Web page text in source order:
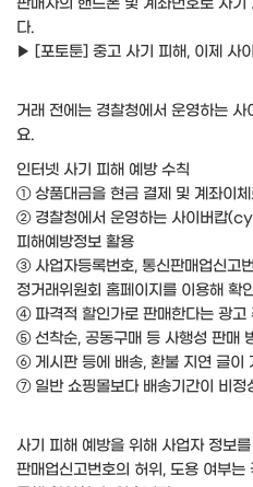
다.
▶ [포토툰] 중고 사기 피해, 이제 사
거래 전에는 경찰청에서 운영하는 사
요.
인터넷 사기 피해 예방 수칙
① 상품대금을 현금 결제 및 계좌이체
② 경찰청에서 운영하는 사이버
피해예방정보 활용
③ 사업자등록번호, 통신판매업신고
정거래위원회 홈페이지를 이용해 확
④ 파격적 할인가로 판매한다는 광고
⑤ 선착순, 공동구매 등 사행성 판매
⑥ 게시판 등에 배송, 환불 지연 글이
⑦ 일반 쇼핑몰보다 배송기간이 비정
사기 피해 예방을 위해 사업자 정보
판매업신고번호의 허위, 도용 여부